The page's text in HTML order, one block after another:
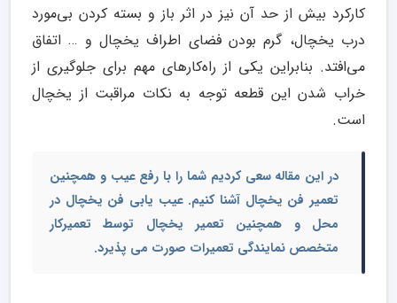
کارکرد بیش از حد آن نیز در اثر باز و بسته کردن بی‌مورد
درب یخچال، گرم بودن فضای اطراف یخچال و … اتفاق
می‌افتد. بنابراین یکی از راه‌کارهای مهم برای جلوگیری از
خراب شدن این قطعه توجه به نکات مراقبت از یخچال
است.
در این مقاله سعی کردیم شما را با رفع عیب و همچنین
تعمیر فن یخچال آشنا کنیم.عیب یابی فن یخچال در
محل و همچنین تعمیر یخچال توسط تعمیرکار
متخصص نمایندگی تعمیرات صورت می پذیرد.